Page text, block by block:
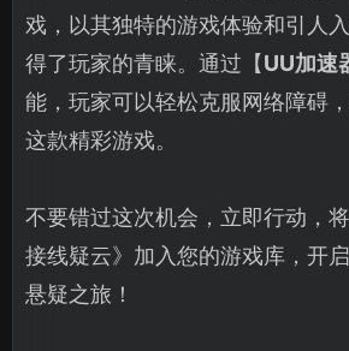
戏，以其独特的游戏体验和引人
得了玩家的青睐。通过【UU加速
能，玩家可以轻松克服网络障碍
这款精彩游戏。
不要错过这次机会，立即行动，
接线疑云》加入您的游戏库，开
悬疑之旅！